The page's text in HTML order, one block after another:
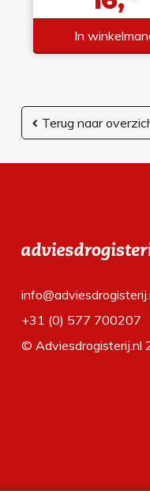
In
Terug naar
+31 (0) 577 700207
© Adviesdrogisterij.nl